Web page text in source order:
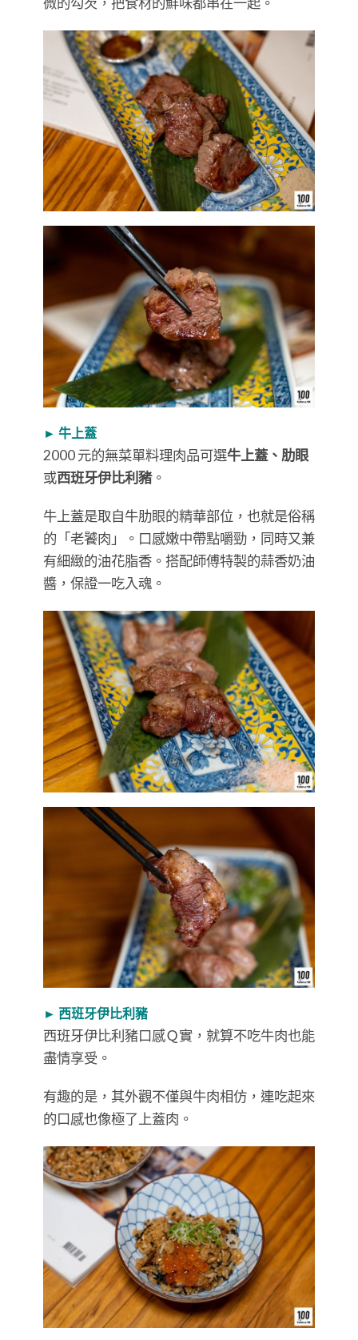
► 牛上蓋
2000 元的無菜單料理肉品可選牛上蓋、肋眼
或西班牙伊比利豬。
牛上蓋是取自牛肋眼的精華部位，也就是俗稱
的「老饕肉」。口感嫩中帶點嚼勁，同時又兼
有細緻的油花脂香。搭配師傅特製的蒜香奶油
醬，保證一吃入魂。
► 西班牙伊比利豬
西班牙伊比利豬口感Ｑ實，就算不吃牛肉也能
盡情享受。
有趣的是，其外觀不僅與牛肉相仿，連吃起來
的口感也像極了上蓋肉。